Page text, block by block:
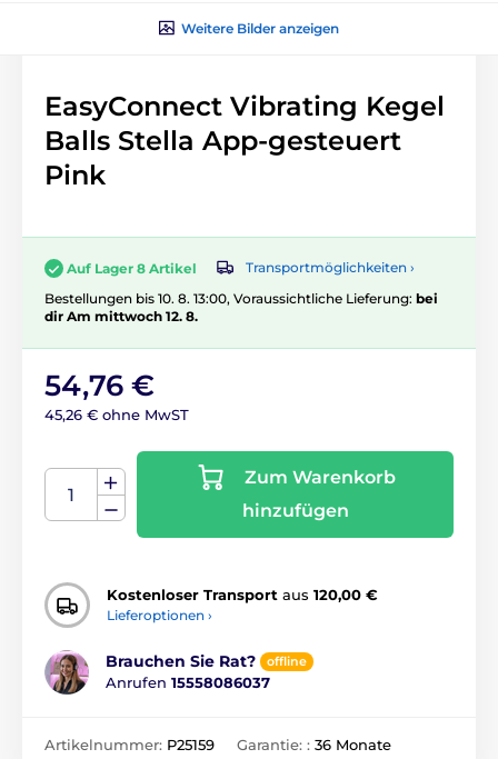
Weitere Bilder anzeigen
EasyConnect Vibrating Kegel
Balls Stella App-gesteuert
Pink
Auf Lager 8 Artikel
Transportmöglichkeiten ›
Bestellungen bis 10. 8. 13:00, Voraussichtliche Lieferung: bei
dir Am mittwoch 12. 8.
54,76 €
45,26 € ohne MwST
Zum Warenkorb
hinzufügen
Kostenloser Transport aus 120,00 €
Lieferoptionen ›
Brauchen Sie Rat? offline
Anrufen 15558086037
Artikelnummer: P25159 Garantie: : 36 Monate